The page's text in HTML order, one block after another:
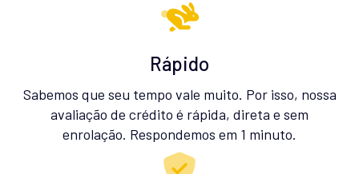
Rápido
Sabemos que seu tempo vale muito. Por isso, nossa
avaliação de crédito é rápida, direta e sem
enrolação. Respondemos em 1 minuto.